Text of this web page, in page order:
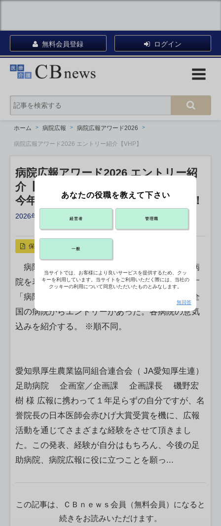
無料会員登録 ログイン
ホーム 病院広報 病院広報アワード2026
病院広報アワード2026 エントリー紹介【VHP】
病院広報アワード2026 エントリー紹
介【VHP】
今年のエントリー病院を一挙ご紹介！
2026年05月28日 09:00
X ポスト
保存
病院広報の事例を広く集めて共有し、優れた病
院を表彰することで、病院広報の活性化を目指す
「病院広報アワード」。今年も大賞を目指し、全
国の病院からエントリーがあった。各病院の意気
込みを紹介する。 ※順不同。
愛知県厚生農業協同組合連合会（ JA愛知厚生連）
足助病院 企画室／企画課 企画課長 磯野宏
樹 様 広報に携わって１年足らずの自分ですが、名
誉院長の日本医師会赤ひげ大賞受賞を機に、広報
活動を通じてさまざまな経験をさせて頂きまし
た。この発表、経験が自分はもちろん、今後の足
助病院、病院広報に役に立つことを願っ...
この記事は、ＣＢｎｅｗｓ会員（無料会員）になると
続きをお読みいただけます。
あなたの役職を教えて下さい
経営者 管理職
一般
当サイトでは、お客様により良いサービスを提供するため、クッ
キーを利用しています。当サイトをご利用いただく際には、当社の
クッキーの利用について同意いただいたものとみなします。
無回答